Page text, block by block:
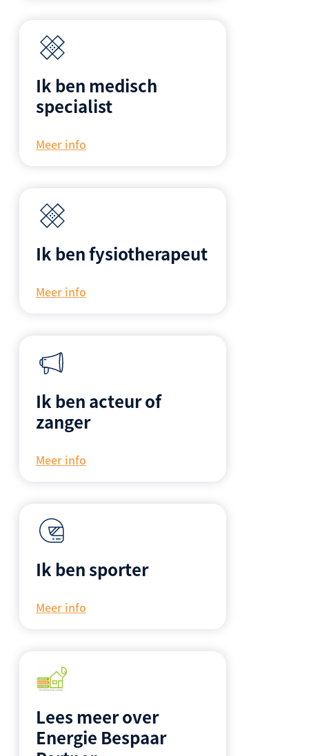
Ik ben medisch
specialist
Meer info
Ik ben fysiotherapeut
Meer info
Ik ben acteur of
zanger
Meer info
Ik ben sporter
Meer info
Lees meer over
Energie Bespaar